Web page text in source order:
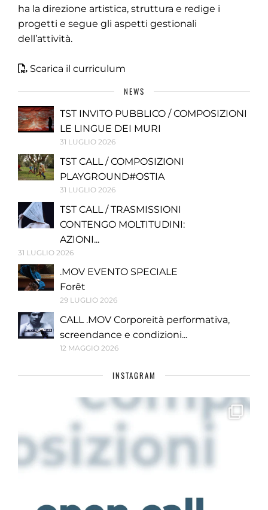
ha la direzione artistica, struttura e redige i
progetti e segue gli aspetti gestionali
dell’attività.
Scarica il curriculum
NEWS
TST INVITO PUBBLICO / COMPOSIZIONI
LE LINGUE DEI MURI
31 LUGLIO 2026
TST CALL / COMPOSIZIONI
PLAYGROUND#OSTIA
31 LUGLIO 2026
TST CALL / TRASMISSIONI
CONTENGO MOLTITUDINI:
AZIONI...
31 LUGLIO 2026
.MOV EVENTO SPECIALE
Forêt
29 LUGLIO 2026
CALL .MOV Corporeità performativa,
screendance e condizioni...
12 MAGGIO 2026
INSTAGRAM